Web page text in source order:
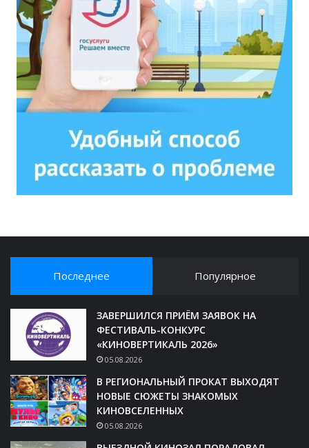
Последнее Популярное
ЗАВЕРШИЛСЯ ПРИЁМ ЗАЯВОК НА
ФЕСТИВАЛЬ-КОНКУРС
«КИНОВЕРТИКАЛЬ 2026»
05.08.2026
В РЕГИОНАЛЬНЫЙ ПРОКАТ ВЫХОДЯТ
НОВЫЕ СЮЖЕТЫ ЗНАКОМЫХ
КИНОВСЕЛЕННЫХ
05.08.2026